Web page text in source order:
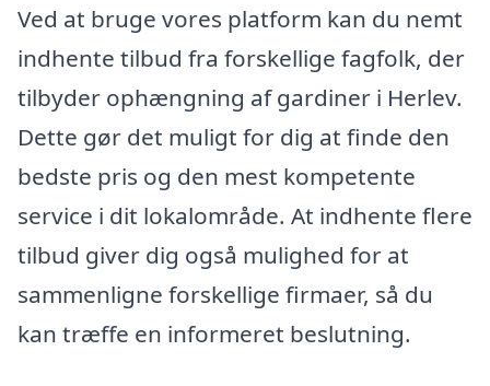
Ved at bruge vores platform kan du nemt
indhente tilbud fra forskellige fagfolk, der
tilbyder ophængning af gardiner i Herlev.
Dette gør det muligt for dig at finde den
bedste pris og den mest kompetente
service i dit lokalområde. At indhente flere
tilbud giver dig også mulighed for at
sammenligne forskellige firmaer, så du
kan træffe en informeret beslutning.